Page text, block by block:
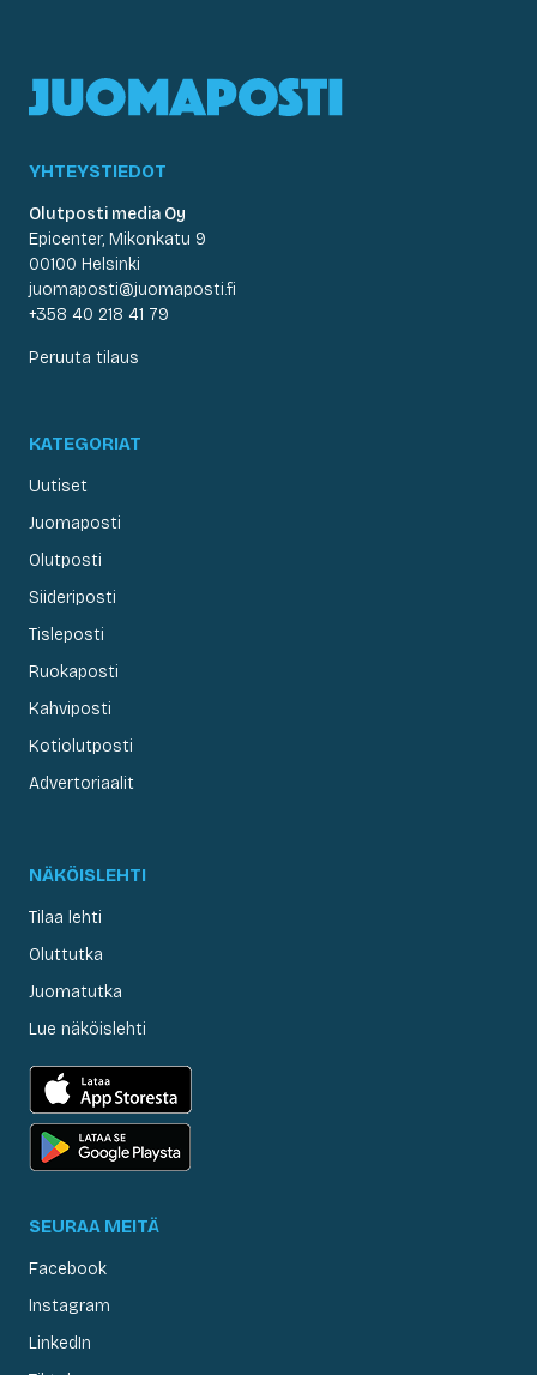
YHTEYSTIEDOT
Olutposti media Oy
Epicenter, Mikonkatu 9
00100 Helsinki
juomaposti@juomaposti.fi
+358 40 218 41 79
Peruuta tilaus
KATEGORIAT
Uutiset
Juomaposti
Olutposti
Siideriposti
Tisleposti
Ruokaposti
Kahviposti
Kotiolutposti
Advertoriaalit
NÄKÖISLEHTI
Tilaa lehti
Oluttutka
Juomatutka
Lue näköislehti
SEURAA MEITÄ
Facebook
Instagram
LinkedIn